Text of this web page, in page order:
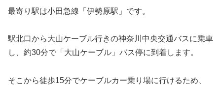
最寄り駅は小田急線「伊勢原駅」です。
駅北口から大山ケーブル行きの神奈川中央交通バスに乗車
し、約30分で「大山ケーブル」バス停に到着します。
そこから徒歩15分でケーブルカー乗り場に行けるため、